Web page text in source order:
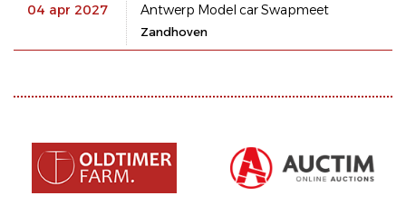
04 apr 2027 Antwerp Model car Swapmeet
Zandhoven